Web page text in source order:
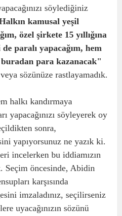
söylediğiniz
kamusal yeşil
özel şirkete 15 yıllığına
paralı yapacağım, hem
para kazanacak"
sözünüze rastlayamadık.
halkı kandırmaya
yapacağınızı söyleyerek oy
sonra,
yapıyorsunuz ne yazık ki.
incelerken bu iddiamızın
Seçim öncesinde, Abidin
karşısında
imzaladınız, seçilirseniz
uyacağınızın sözünü